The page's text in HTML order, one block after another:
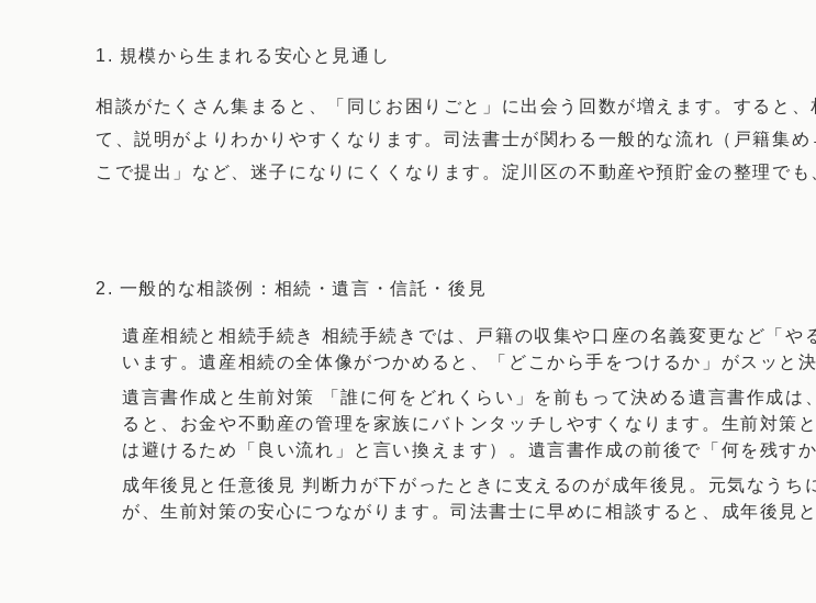
1. 規模から生まれる安心と見通し
相談がたくさん集まると、「同じお困りごと」に出会う回数が増えます。すると
て、説明がよりわかりやすくなります。司法書士が関わる一般的な流れ（戸籍集
こで提出」など、迷子になりにくくなります。淀川区の不動産や預貯金の整理で
2. 一般的な相談例：相続・遺言・信託・後見
遺産相続と相続手続き 相続手続きでは、戸籍の収集や口座の名義変更など「
います。遺産相続の全体像がつかめると、「どこから手をつけるか」がスッと決
遺言書作成と生前対策 「誰に何をどれくらい」を前もって決める遺言書作成
ると、お金や不動産の管理を家族にバトンタッチしやすくなります。生前対策
は避けるため「良い流れ」と言い換えます）。遺言書作成の前後で「何を残す
成年後見と任意後見 判断力が下がったときに支えるのが成年後見。元気なう
が、生前対策の安心につながります。司法書士に早めに相談すると、成年後見